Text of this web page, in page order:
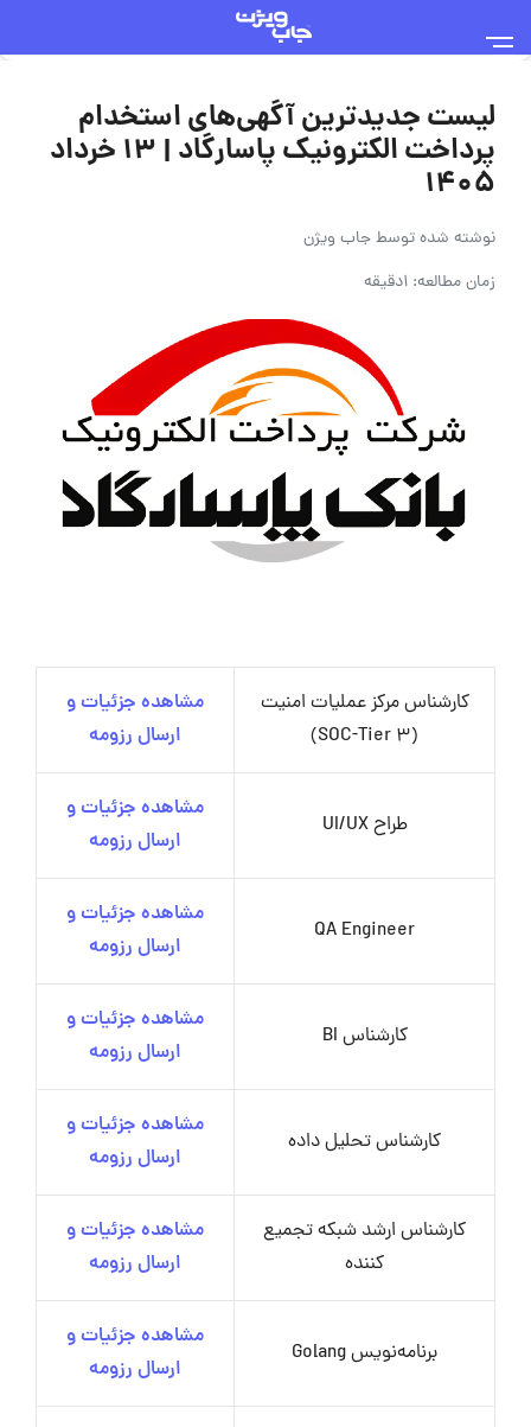
لیست جدیدترین آگهی‌های استخدام
پرداخت الکترونیک پاسارگاد | ۱۳ خرداد
۱۴۰۵
نوشته شده توسطجاب ویژن
زمان مطالعه: 1دقیقه
کارشناس مرکز عملیات امنیت
(SOC-Tier 3)
مشاهده جزئیات و
ارسال رزومه
طراح UI/UX
مشاهده جزئیات و
ارسال رزومه
QA Engineer
مشاهده جزئیات و
ارسال رزومه
کارشناس BI
مشاهده جزئیات و
ارسال رزومه
کارشناس تحلیل داده
مشاهده جزئیات و
ارسال رزومه
کارشناس ارشد شبکه تجمیع
کننده
مشاهده جزئیات و
ارسال رزومه
برنامه‌نویس Golang
مشاهده جزئیات و
ارسال رزومه